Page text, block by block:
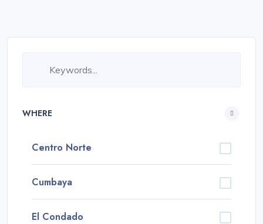
WHERE
Centro Norte
Cumbaya
El Condado